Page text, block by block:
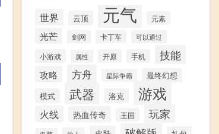
世界 云顶 元气 元素
光芒 剑网 卡丁车 可以通过
小游戏 属性 开原 手机 技能
攻略 方舟 星际争霸 最终幻想
模式 武器 洛克 游戏
火线 热血传奇 王国 玩家